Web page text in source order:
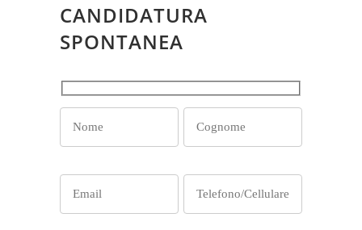
CANDIDATURA
SPONTANEA